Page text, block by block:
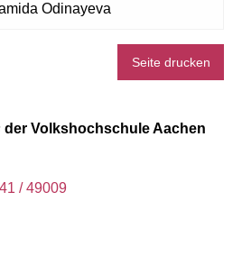
Odinayeva
Seite drucken
der Volkshochschule Aachen
/ 49009